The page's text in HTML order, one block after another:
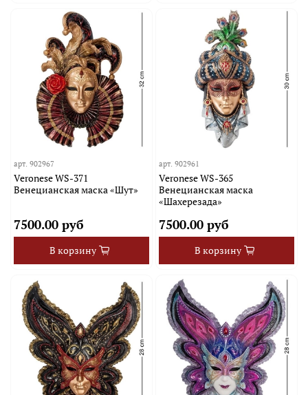
арт.902967
Veronese WS-371
Венецианская маска «Шут»
7500.00 руб
В корзину
арт. 902961
Veronese WS-365
Венецианская маска
«Шахерезада»
7500.00 руб
В корзину